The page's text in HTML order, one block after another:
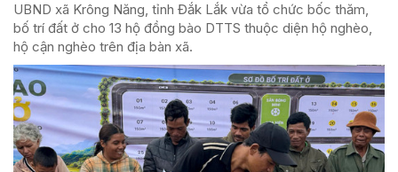
UBND xã Krông Năng, tỉnh Đắk Lắk vừa tổ chức bốc thăm,
bố trí đất ở cho 13 hộ đồng bào DTTS thuộc diện hộ nghèo,
hộ cận nghèo trên địa bàn xã.